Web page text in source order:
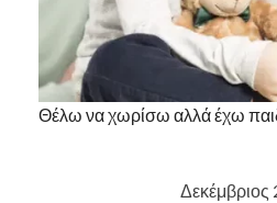
Θέλω να χωρίσω αλλά έχω
Δεκέμβριος